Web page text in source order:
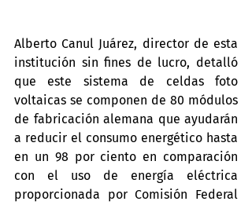
Alberto Canul Juárez, director de esta
institución sin fines de lucro, detalló
que este sistema de celdas foto
voltaicas se componen de 80 módulos
de fabricación alemana que ayudarán
a reducir el consumo energético hasta
en un 98 por ciento en comparación
con el uso de energía eléctrica
proporcionada por Comisión Federal